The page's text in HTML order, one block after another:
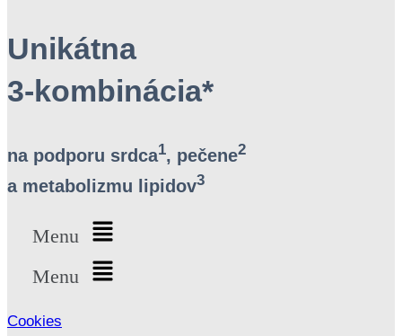
Unikátna
3-kombinácia*
na podporu srdca1, pečene2
a metabolizmu lipidov3
Menu
Menu
Cookies